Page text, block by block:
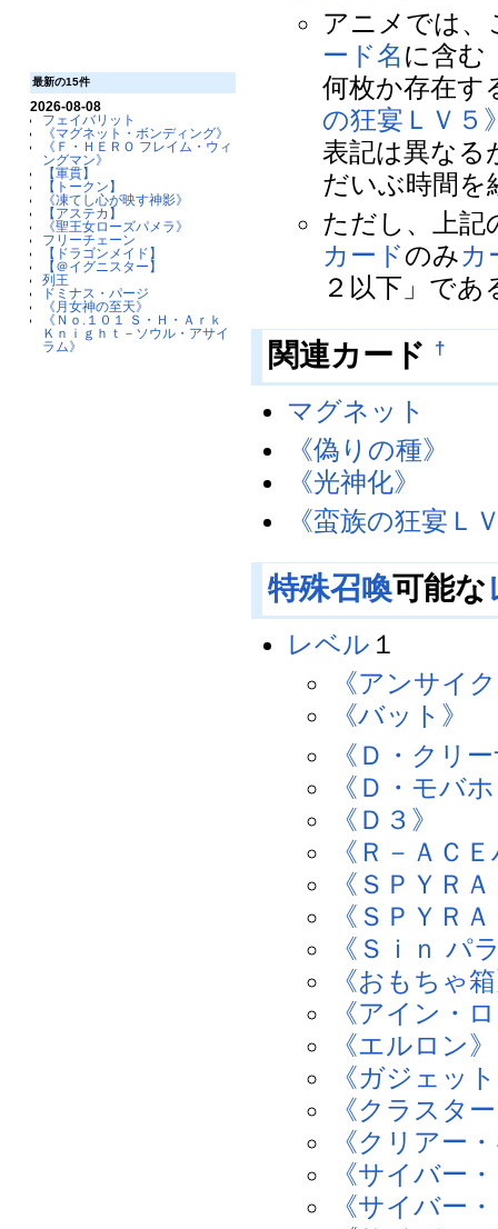
最新の15件
2026-08-08
フェイバリット
《マグネット・ボンディング》
《Ｆ・ＨＥＲＯ フレイム・ウィ
ングマン》
【軍貫】
【トークン】
《凍てし心が映す神影》
【アステカ】
《聖王女ローズパメラ》
フリーチェーン
【ドラゴンメイド】
【＠イグニスター】
列王
ドミナス・パージ
《月女神の至天》
《Ｎｏ.１０１ Ｓ・Ｈ・Ａｒｋ
Ｋｎｉｇｈｔ－ソウル・アサイ
ラム》
アニメでは、
ード名 に含む
何枚か存在す
の狂宴ＬＶ５
表記は異なる
だいぶ時間を
ただし、上記
カードのみカ
２以下」であ
関連カード †
マグネット
《偽りの種》
《光神化》
《蛮族の狂宴Ｌ
特殊召喚可能な
レベル １
《アンサイ
《バット》
《Ｄ・クリ
《Ｄ・モバ
《Ｄ３》
《Ｒ－ＡＣ
《ＳＰＹＲ
《ＳＰＹＲ
《Ｓｉｎ パ
《おもちゃ
《アイン・
《エルロン》
《ガジェッ
《クラスタ
《クリアー
《サイバー
《サイバー